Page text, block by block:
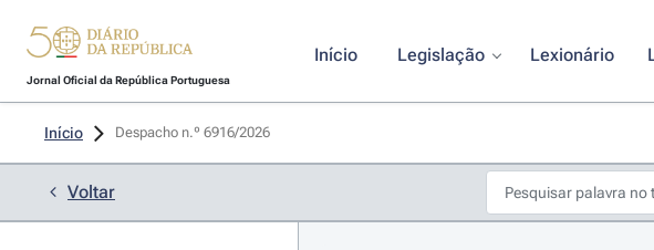
Jornal Oficial da República Portuguesa
Início Legislação Lexionário
Início Despacho n.º 6916/2026
Voltar